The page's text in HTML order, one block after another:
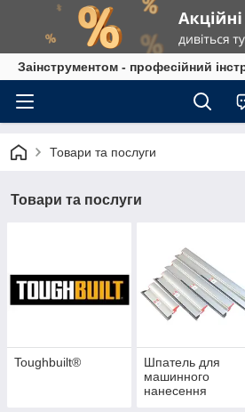
Заінструментом - професійний
Товари та послуги
Товари та послуги
Toughbuilt®
Шпатель для
машинного
нанесення